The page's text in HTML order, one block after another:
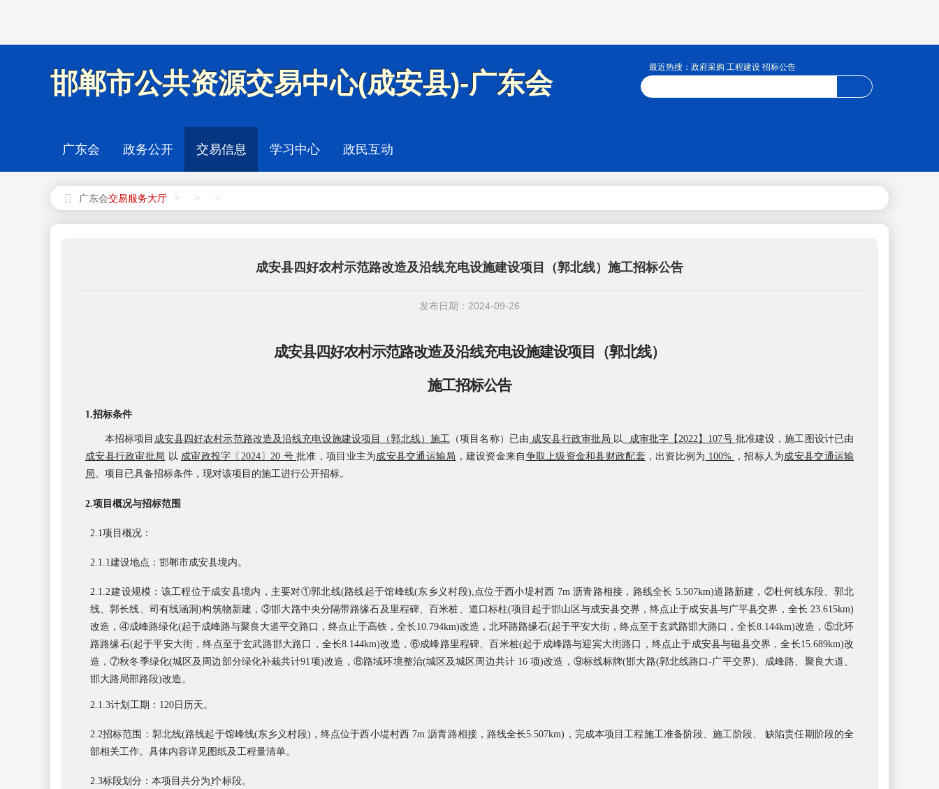
邯郸市公共资源交易中心(成安县)-广东会
最近热搜：政府采购 工程建设 招标公告
广东会 政务公开 交易信息 学习中心 政民互动
广东会 > > >
成安县四好农村示范路改造及沿线充电设施建设项目（郭北线）施工招标公告
发布日期：2024-09-26
成安县四好农村示范路改造及沿线充电设施建设项目（郭北线）
施工招标公告
1.招标条件
本招标项目 成安县四好农村示范路改造及沿线充电设施建设项目（郭北线）施工 （项目名称） 已由 成安县行政审批局 以 成审批字【2022】107号 批准建设 ，施工图设计已由
成安县行政审批局 以 成审政投字〔 2024〕20 号批准 ， 项目业主为成安县交通运输局 ，建设资金来自 争取上级资金和县财政配套 ， 出资比例为 100% ，招标人为成安县交通运输
局。项目已具备招标条件，现对该项目的施工进行公开招标。
2.项目概况与招标范围
2.1项目概况：
2.1.1建设地点：邯郸市成安县境内。
2.1.2建设规模： 该工程位于成安县境内，主要对①郭北线(路线起于馆峰线(东乡义村段),点位于西小堤村西 7m 沥青路相接，路线全长 5.507km)道路新建，②杜何线东段、郭北
线、郭长线、司有线涵洞)构筑物新建，③邯大路中央分隔带路缘石及里程碑、百米桩、道口标柱(项目起于邯山区与成安县交界，终点止于成安县与广平县交界，全长 23.615km)
改造，④成峰路绿化(起于成峰路与聚良大道平交路口，终点止于高铁，全长10.794km)改造，北环路路缘石(起于平安大街，终点至于玄武路邯大路口，全长8.144km)改造， ⑤北环
路路缘石(起于平安大街，终点至于玄武路邯大路口，全长8.144km)改造， ⑥成峰路里程碑、百米桩(起于成峰路与迎宾大街路口，终点止于成安县与磁县交界，全长15.689km)改
造，⑦秋冬季绿化(城区及周边部分绿化补栽共计91项)改造，⑧路域环境整治(城区及城区周边共计 16 项)改造，⑨标线标牌(邯大路(郭北线路口-广平交界)、成峰路、聚良大道、
邯大路局部路段)改造。
2.1.3计划工期： 120日历天。
2.2招标范围： 郭北线(路线起于馆峰线(东乡义村段)，终点位于西小堤村西 7m 沥青路相接，路线全长5.507km)，完成本项目工程施工准备阶段、施工阶段、
缺陷责任期阶段的全
部相关工作。 具体内容详见图纸及工程量清单。
2.3标段划分： 本项目共分为1个标段。